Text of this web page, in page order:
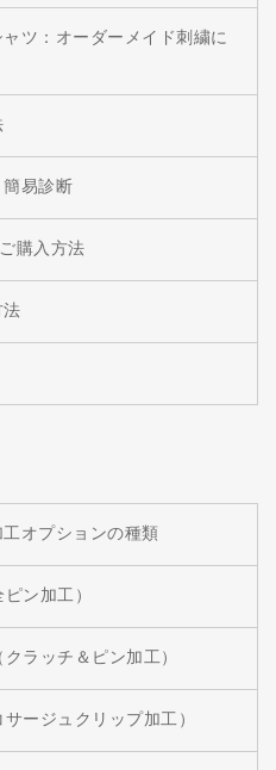
ツ：オーダーメイド刺繍に
易診断
購入方法
法
オプションの種類
ン加工）
ラッチ＆ピン加工）
ージュクリップ加工）